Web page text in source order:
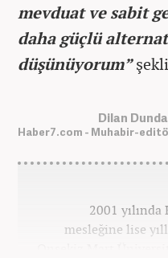
mevduat ve sabit
daha güçlü
düşünüyorum”
Dilan
Haber7.com - Muhabir-
2001
mesleğine lise
Onsekiz Mart